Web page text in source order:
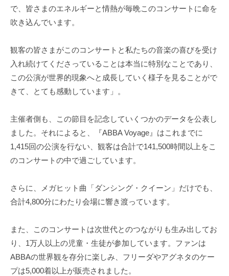
で、皆さまのエネルギーと情熱が毎晩このコンサートに命を
吹き込んでいます。
観客の皆さまがこのコンサートと私たちの音楽の喜びを受け
入れ続けてくださっていることは本当に特別なことであり、
この公演が世界的現象へと成長していく様子を見ることがで
きて、とても感動しています」。
主催者側も、この節目を記念していくつかのデータを公表し
ました。それによると、『ABBA Voyage』はこれまでに
1,415回の公演を行ない、観客は合計で141,500時間以上をこ
のコンサートの中で過ごしています。
さらに、メガヒット曲「ダンシング・クイーン」だけでも、
合計4,800分にわたり会場に響き渡っています。
また、このコンサートは次世代とのつながりも生み出してお
り、1万人以上の児童・生徒が参加しています。ファンは
ABBAの世界観を存分に楽しみ、フリーダやアグネタのケー
プは5,000着以上が販売されました。